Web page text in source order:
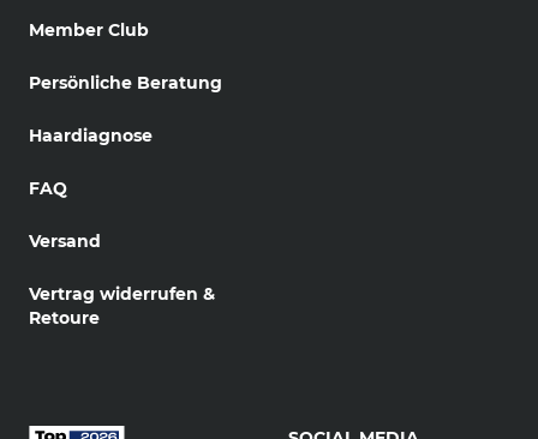
Member Club
Persönliche Beratung
Haardiagnose
FAQ
Versand
Vertrag widerrufen &
Retoure